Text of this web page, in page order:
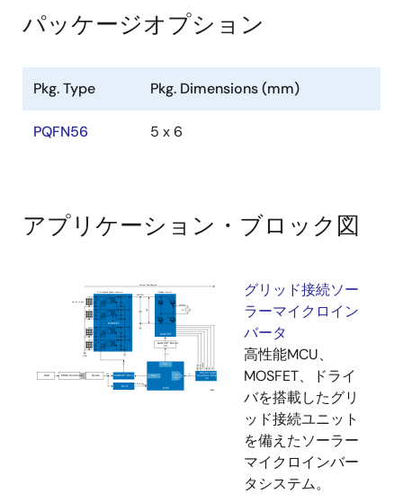
パッケージオプション
Pkg. Type Pkg. Dimensions (mm)
PQFN56 5 x 6
アプリケーション・ブロック図
グリッド接続ソー
ラーマイクロイン
バータ
高性能MCU、
MOSFET、ドライ
バを搭載したグリ
ッド接続ユニット
を備えたソーラー
マイクロインバー
タシステム。